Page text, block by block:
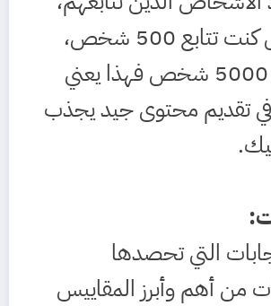
ففي حال كنت تتابع 500 شخص،
ويتابعك 5000 شخص فهذا يعني
تقديم محتوى جيد يجذب
:
التي تحصدها
من أهم وأبرز المقاييس